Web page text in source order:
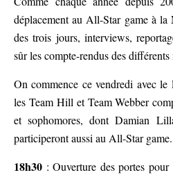
déplacement au All-Star game à
des trois jours, interviews,
sûr les compte-rendus des
On commence ce vendredi avec
les Team Hill et Team Webber
et sophomores, dont Damian
participeront aussi au All-Star game.
18h30 : Ouverture des portes